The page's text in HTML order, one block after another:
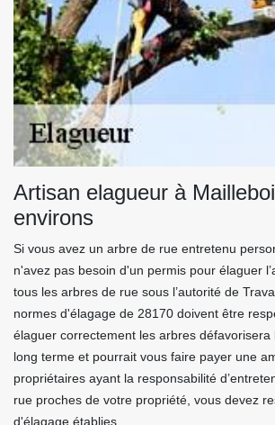
Artisan elagueur à
environs
Si vous avez un arbre de rue entretenu
n'avez pas besoin d'un permis pour élaguer
tous les arbres de rue sous l’autorité de
normes d'élagage de 28170 doivent être
élaguer correctement les arbres défavorisera
long terme et pourrait vous faire payer une
propriétaires ayant la responsabilité
rue proches de votre propriété, vous devez
d'élagage établies.